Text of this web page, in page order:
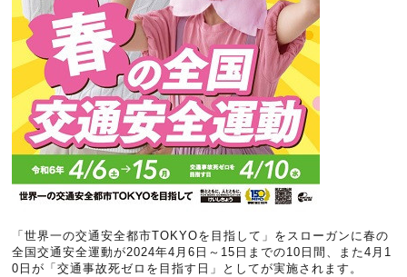
「世界一の交通安全都市TOKYOを目指して」をスローガンに春の
全国交通安全運動が2024年4月6日～15日までの10日間、また4月1
0日が「交通事故死ゼロを目指す日」としてが実施されます。